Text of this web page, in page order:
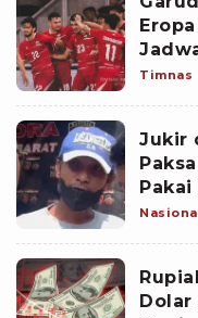
Timnas
Jukir
Dolar